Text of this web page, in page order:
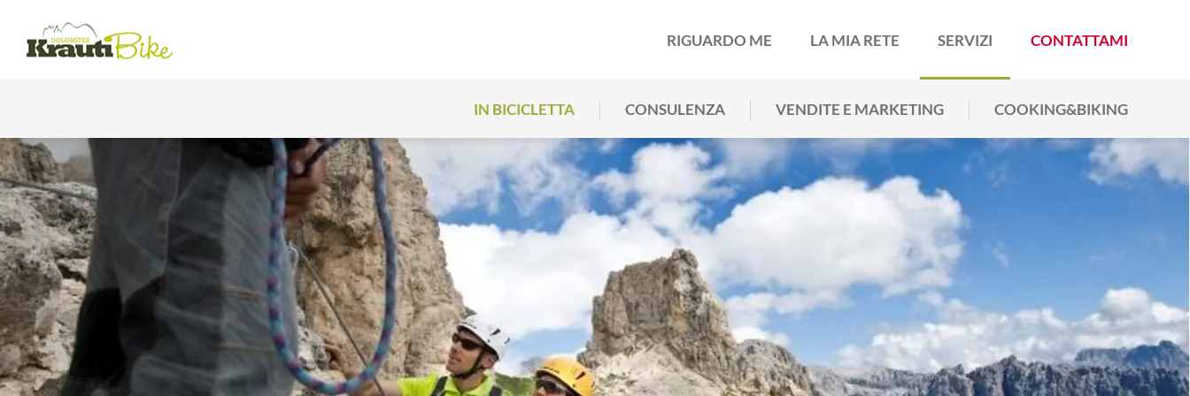
RIGUARDO ME LA MIA RETE SERVIZI
IN BICICLETTA CONSULENZA VENDITE E MARKETING COOKING&BIKING
CONTATTAMI